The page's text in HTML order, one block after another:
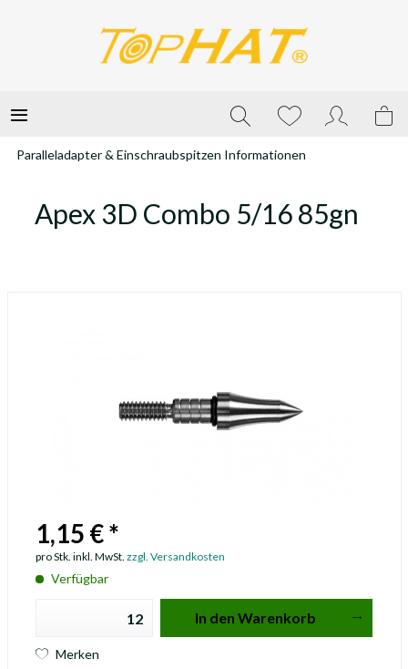
Paralleladapter & Einschraubspitzen Informationen
Apex 3D Combo 5/16 85gn
1,15 € *
pro Stk. inkl. MwSt. zzgl. Versandkosten
Verfügbar
In den Warenkorb
Merken